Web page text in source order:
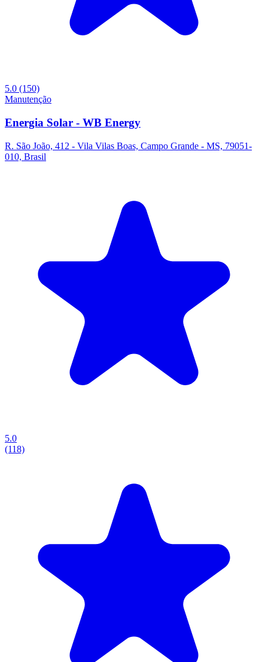
5.0 (150)
Manutenção
Energia Solar - WB Energy
R. São João, 412 - Vila Vilas Boas, Campo Grande - MS, 79051-
010, Brasil
5.0
(118)